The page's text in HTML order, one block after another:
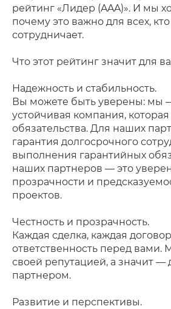
рейтинг «Лидер (AAA)». И мы
почему это важно для всех,
сотрудничает.
Что этот рейтинг значит для
Надежность и стабильность.
Вы можете быть уверены: мы
устойчивая компания,
обязательства. Для наших
гарантия долгосрочного
выполнения гарантийных
наших партнеров — это
прозрачности и
проектов.
Честность и прозрачность.
Каждая сделка, каждая
ответственность перед
своей репутацией, а значит
партнером.
Развитие и перспективы.